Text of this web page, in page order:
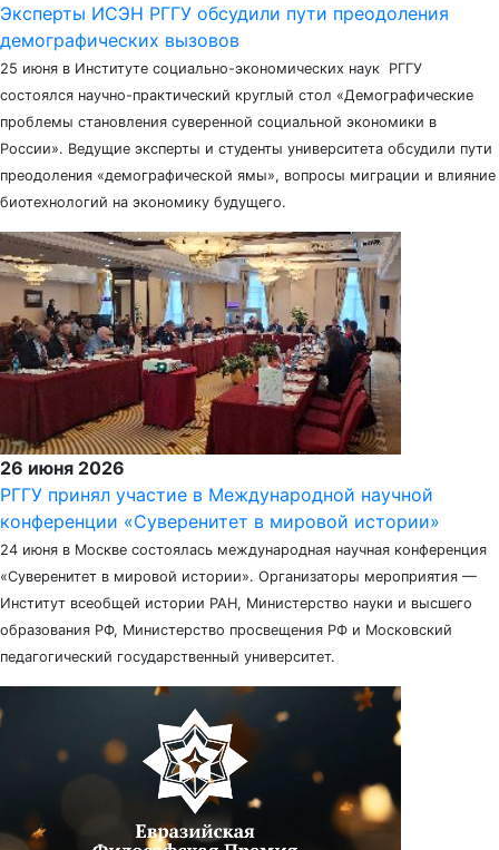
Эксперты ИСЭН РГГУ обсудили пути преодоления
демографических вызовов
25 июня в Институте социально-экономических наук РГГУ
состоялся научно-практический круглый стол «Демографические
проблемы становления суверенной социальной экономики в
России». Ведущие эксперты и студенты университета обсудили пути
преодоления «демографической ямы», вопросы миграции и влияние
биотехнологий на экономику будущего.
26 июня 2026
РГГУ принял участие в Международной научной
конференции «Суверенитет в мировой истории»
24 июня в Москве состоялась международная научная конференция
«Суверенитет в мировой истории». Организаторы мероприятия —
Институт всеобщей истории РАН, Министерство науки и высшего
образования РФ, Министерство просвещения РФ и Московский
педагогический государственный университет.